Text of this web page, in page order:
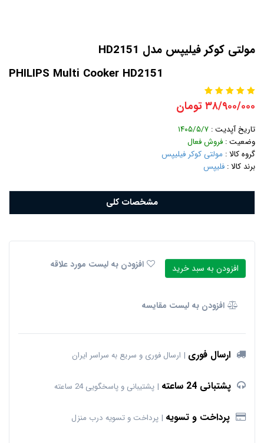
مولتی کوکر فیلیپس مدل HD2151
PHILIPS Multi Cooker HD2151
۳۸/۹۰۰/۰۰۰ تومان
تاریخ آپدیت : ۱۴۰۵/۵/۷
وضعیت : فروش فعال
گروه کالا : مولتی کوکر فیلیپس
برند کالا : فلیپس
مشخصات کلی
افزودن به سبد خرید افزودن به لیست مورد علاقه
افزودن به لیست مقایسه
ارسال فوری ارسال فوری و سریع به سراسر ایران
پشتبانی 24 ساعته پشتیبانی و پاسخگویی 24 ساعته
پرداخت و تسویه پرداخت و تسویه درب منزل